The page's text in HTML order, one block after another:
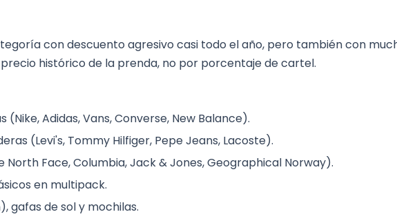
corresponda al
se indica en la
que la suela no
sin forzar el
amortiguación.
cuero sea uniforme;
un lote distinto o un
constante en todas
con descuento agresivo casi todo el año, pero también con
histórico de la prenda, no por porcentaje de cartel.
Adidas, Vans, Converse, New Balance).
(Levi's, Tommy Hilfiger, Pepe Jeans, Lacoste).
Face, Columbia, Jack & Jones, Geographical Norway).
en multipack.
gafas de sol y mochilas.